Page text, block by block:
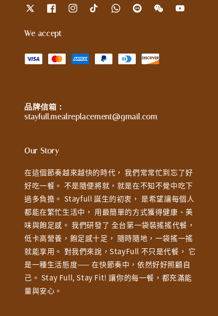
We accept
品牌信箱：
stayfull.mealreplacement@gmail.com
Our Story
在這個節奏越來越快的時代， 我們常常忙到忘了好
好吃一餐。 不是隨便將就，就是在不知不覺中吃下
過多負擔。 Stayfull 誕生的初衷， 是希望讓每個人
都能在繁忙生活中， 用最簡單的方式獲得健康、美
味與飽足感。 我們研發了 全台第一袋裝搖搖代餐，
低卡高營養，飽足感十足， 隨時隨地，一袋搖一搖
就能享用。 對我們來說，StayFull 不只是代餐， 它
是一種生活態度—— 在快節奏中，依然好好照顧自
己。 Stay Full, Stay Fit! 讓你的每一餐，都充滿能
量與安心。